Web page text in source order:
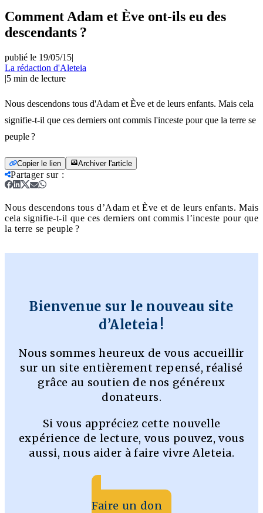
Comment Adam et Ève ont-ils eu des
descendants ?
publié le 19/05/15|
La rédaction d'Aleteia
|5 min de lecture
Nous descendons tous d'Adam et Ève et de leurs enfants. Mais cela
signifie-t-il que ces derniers ont commis l'inceste pour que la terre se
peuple ?
Copier le lien Archiver l'article
Partager sur:
Nous descendons tous d’Adam et Ève et de leurs enfants. Mais
cela signifie-t-il que ces derniers ont commis l’inceste pour que
la terre se peuple ?
Bienvenue sur le nouveau site
d’Aleteia !
Nous sommes heureux de vous accueillir
sur un site entièrement repensé, réalisé
grâce au soutien de nos généreux
donateurs.
Si vous appréciez cette nouvelle
expérience de lecture, vous pouvez, vous
aussi, nous aider à faire vivre Aleteia.
Faire un don